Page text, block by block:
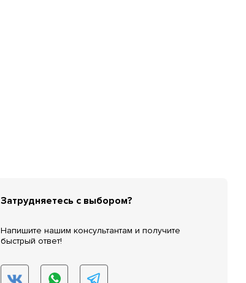
Затрудняетесь с выбором?
Напишите нашим консультантам и получите
быстрый ответ!